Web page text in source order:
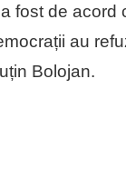
fost de acord
au
Bolojan.